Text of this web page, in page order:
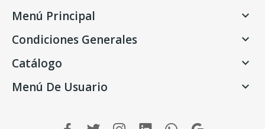
Menú Principal 
Condiciones Generales 
Catálogo 
Menú De Usuario 